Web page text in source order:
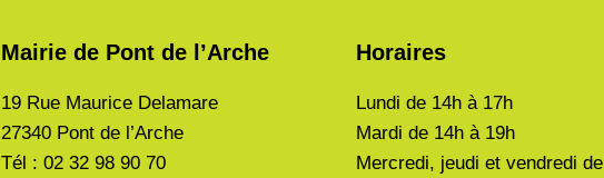
Mairie de Pont de l’Arche
19 Rue Maurice Delamare
27340 Pont de l’Arche
Tél : 02 32 98 90 70
Horaires
Lundi de 14h à 17h
Mardi de 14h à 19h
Mercredi, jeudi et vendredi de